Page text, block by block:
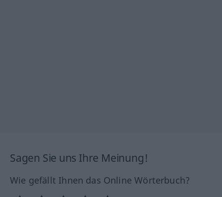
Sagen Sie uns Ihre Meinung!
Wie gefällt Ihnen das Online Wörterbuch?